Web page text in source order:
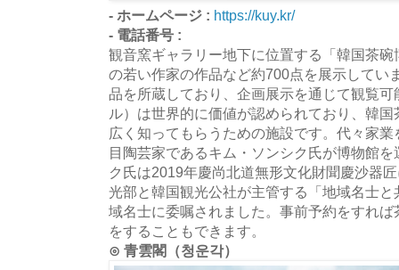
- ホームページ : https://kuy.kr/
- 電話番号 :
観音窯ギャラリー地下に位置する「韓国茶
の若い作家の作品など約700点を展示してい
品を所蔵しており、企画展示を通じて観覧
ル）は世界的に価値が認められており、韓
広く知ってもらうための施設です。代々家
目陶芸家であるキム・ソンシク氏が博物館
ク氏は2019年慶尚北道無形文化財聞慶沙器
光部と韓国観光公社が主管する「地域名士
域名士に委嘱されました。事前予約をすれ
をすることもできます。
⊙ 青雲閣（청운각）